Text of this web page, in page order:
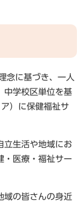
念に基づき、一人
中学校区単位を基
）に保健福祉サ
立生活や地域にお
・医療・福祉サー
域の皆さんの身近